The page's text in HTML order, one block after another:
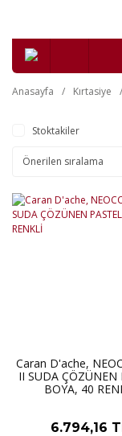
Anasayfa Kırtasiye
Stoktakiler
Caran D'ache,
II SUDA ÇÖZÜNEN
BOYA, 40
6.794,16